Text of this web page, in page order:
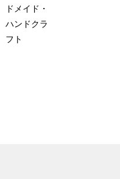
ドメイド・
ハンドクラ
フト